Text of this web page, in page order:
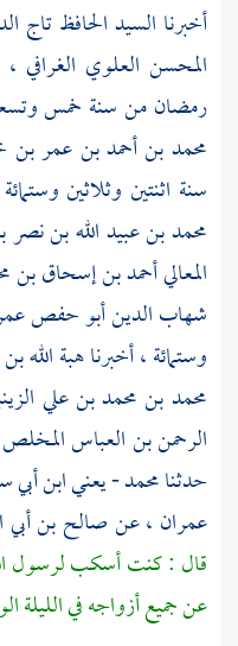
أخبرنا السيدالحافظ تاج
المحسن العلوي الغرافي
رمضان من سنة خمس
محمد بن أحمد بن عمر
سنة اثنتين وثلاثين
محمد بن عبيد الله بن
المعالي أحمد بن إسحاق بن
شهاب الدين أبو حفص
وستمائة ، أخبرناهبة الله
محمد بن محمد بن علي
الرحمن بن العباس المخلص
حدثنامحمد - يعني ابن أبي
عمران ، عنصالح بن
قال : كنت أسكب لرسول
عن جميع أزواجه في الليلة